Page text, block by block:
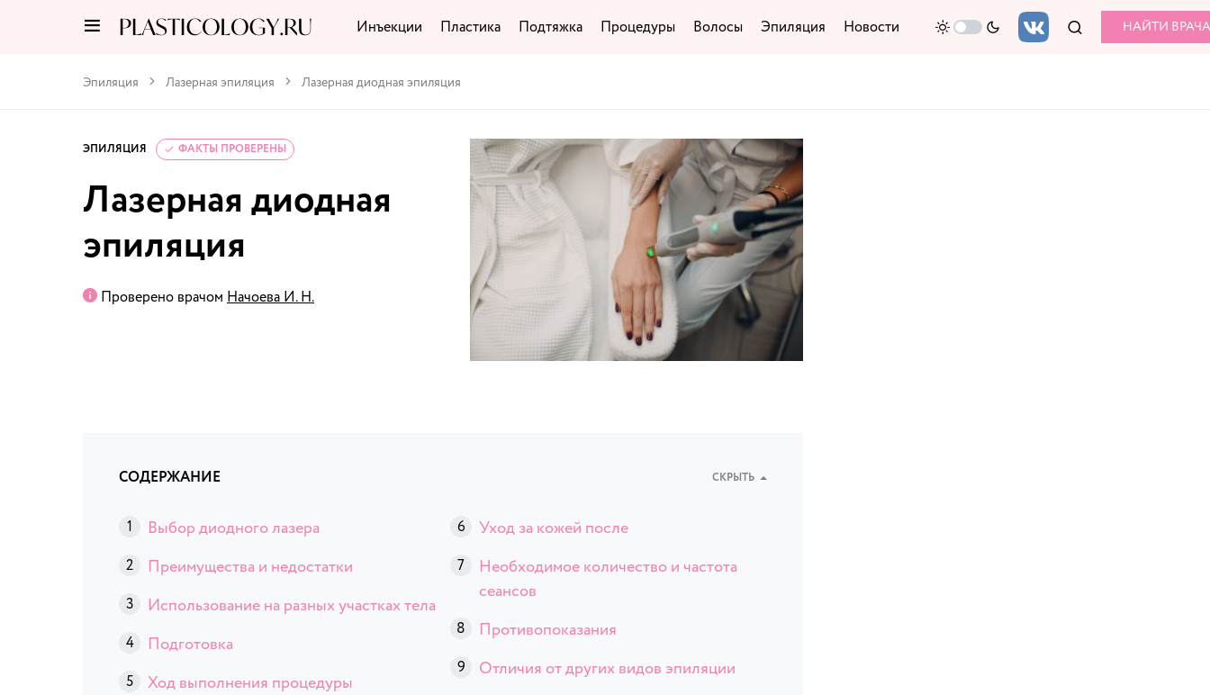
Инъекции Пластика Подтяжка Процедуры Волосы Эпиляция Новости НАЙТИ ВРАЧА
Эпиляция Лазерная эпиляция Лазерная диодная эпиляция
ЭПИЛЯЦИЯ ФАКТЫ ПРОВЕРЕНЫ
Лазерная диодная
эпиляция
Проверено врачом Начоева И. Н.
СОДЕРЖАНИЕ СКРЫТЬ
Выбор диодного лазера
Преимущества и недостатки
Использование на разных участках тела
Подготовка
Ход выполнения процедуры
Уход за кожей после
Необходимое количество и частота
сеансов
Противопоказания
Отличия от других видов эпиляции